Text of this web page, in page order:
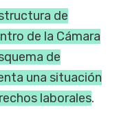
de
de la Cámara
de
una situación
laborales.